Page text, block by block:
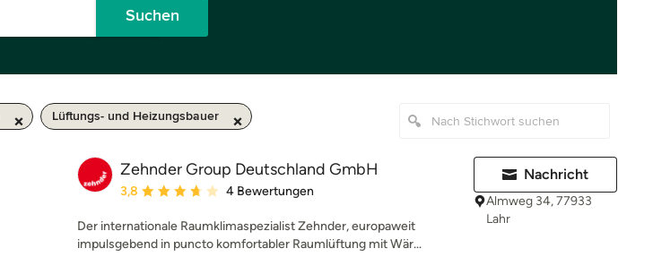
Suchen
Lüftungs- und Heizungsbauer
Zehnder Group Deutschland GmbH
Durchschnittliche Bewertung: 3.8 von 5 Sternen
3,8 4 Bewertungen
Der internationale Raumklimaspezialist Zehnder, europaweit
impulsgebend in puncto komfortabler Raumlüftung mit Wär...
Nachricht
Almweg 34, 77933
Lahr